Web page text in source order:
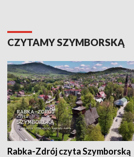
CZYTAMY SZYMBORSKĄ
Rabka-Zdrój czyta Szymborską